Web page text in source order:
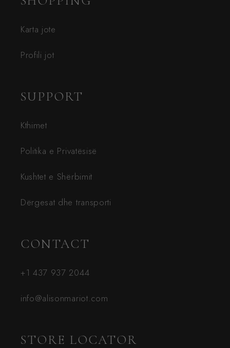
Karta jote
Profili jot
SUPPORT
Kthimet
Politika e Privatësisë
Kushtet e Shërbimit
Dërgesat dhe transporti
CONTACT
+1 437 937 2044
info@alisonmariot.com
STORE LOCATOR